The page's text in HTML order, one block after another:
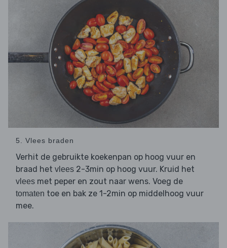
5. Vlees braden
Verhit de gebruikte koekenpan op hoog vuur en
braad het vlees 2-3min op hoog vuur. Kruid het
vlees met peper en zout naar wens. Voeg de
tomaten toe en bak ze 1-2min op middelhoog vuur
mee.